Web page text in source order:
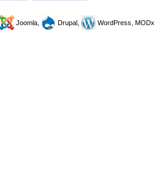
Joomla, Drupal, WordPress, MODx.